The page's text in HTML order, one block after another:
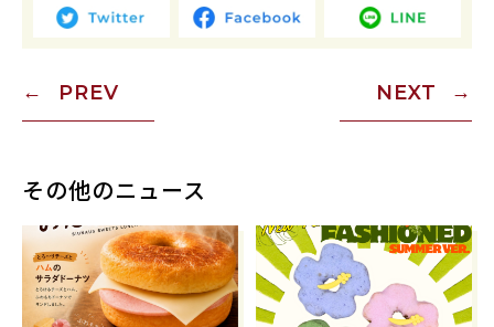
PREV NEXT
その他のニュース